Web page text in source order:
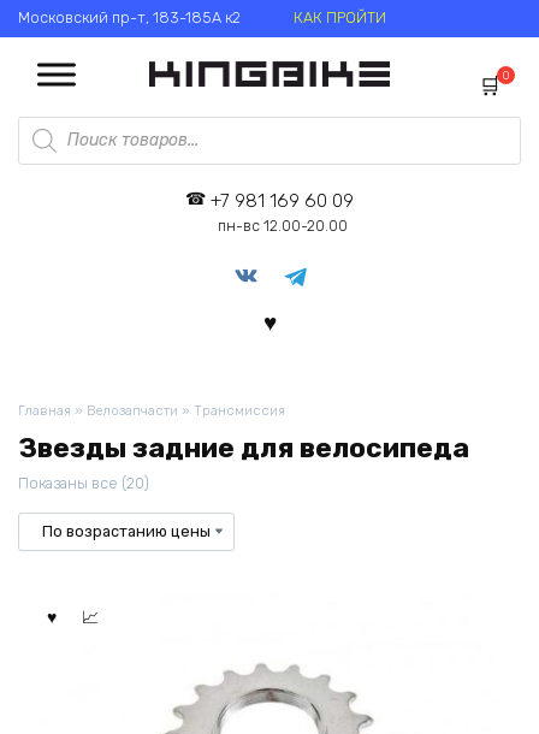
Перейти
к
содержанию
Московский пр-т, 183-185А к2 КАК ПРОЙТИ
Поиск
товаров
0
+7 981 169 60 09
пн-вс 12.00-20.00
Главная » Велозапчасти » Трансмиссия
Звезды задние для велосипеда
Показаны все (20)
возрастанию